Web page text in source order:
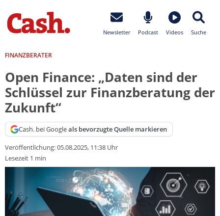
Newsletter Podcast Videos Suche
FINANZBERATER
Open Finance: „Daten sind der
Schlüssel zur Finanzberatung der
Zukunft“
Cash. bei Googleals bevorzugte Quelle markieren
Veröffentlichung:05.08.2025, 11:38 Uhr
Lesezeit 1 min